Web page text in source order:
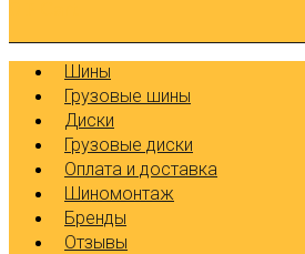
Шины
Грузовые шины
Диски
Грузовые диски
Оплата и доставка
Шиномонтаж
Бренды
Отзывы